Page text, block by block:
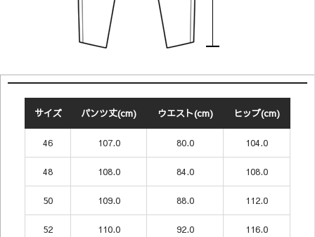
サイズ パンツ丈(cm) ウエスト(cm) ヒップ(cm)
46 107.0 80.0 104.0
48 108.0 84.0 108.0
50 109.0 88.0 112.0
52 110.0 92.0 116.0